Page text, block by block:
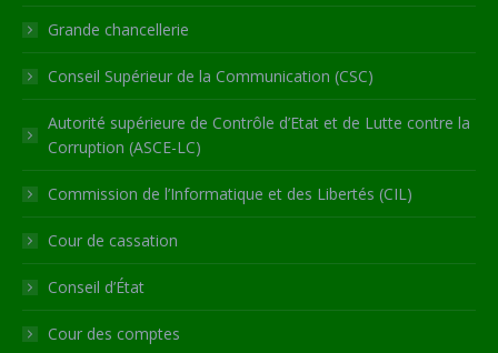
Grande chancellerie
Conseil Supérieur de la Communication (CSC)
Autorité supérieure de Contrôle d’Etat et de Lutte contre la
Corruption (ASCE-LC)
Commission de l’Informatique et des Libertés (CIL)
Cour de cassation
Conseil d’État
Cour des comptes